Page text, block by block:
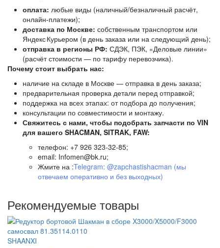
оплата: любые виды (наличный/безналичный расчёт,
онлайн‑платежи);
доставка по Москве: собственным транспортом или
Яндекс Курьером (в день заказа или на следующий день);
отправка в регионы РФ: СДЭК, ПЭК, «Деловые линии»
(расчёт стоимости — по тарифу перевозчика).
Почему стоит выбрать нас:
наличие на складе в Москве — отправка в день заказа;
предварительная проверка детали перед отправкой;
поддержка на всех этапах: от подбора до получения;
консультации по совместимости и монтажу.
Свяжитесь с нами, чтобы подобрать запчасти по VIN
для вашего SHACMAN, SITRAK, FAW:
телефон: +7 926 323-32-85;
email: Infomen@bk.ru;
Жмите на :Telegram: @zapchastishacman (мы
отвечаем оперативно и без выходных)
Рекомендуемые товары
SHAANXI